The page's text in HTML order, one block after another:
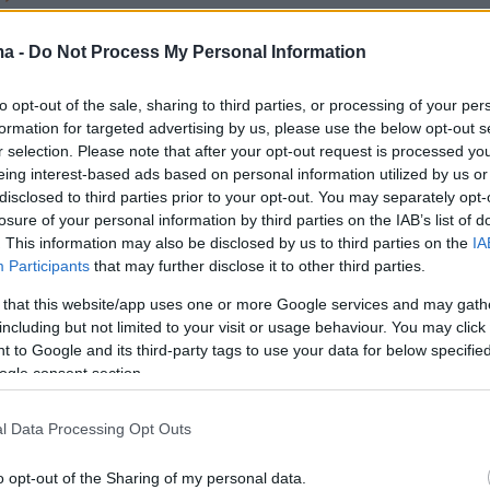
- Do Not Process My Personal Information
opt-out of the sale, sharing to third parties, or processing of your
for targeted advertising by us, please use the below opt-out
selection. Please note that after your opt-out request is processed
interest-based ads based on personal information utilized by us
to third parties prior to your opt-out. You may separately
of your personal information by third parties on the IAB’s list of
This information may also be disclosed by us to third parties on the
Participants that may further disclose it to other third parties.
that this website/app uses one or more Google services and may
but not limited to your visit or usage behaviour. You may
to Google and its third-party tags to use your data for below
consent section.
Data Processing Opt Outs
opt-out of the Sharing of my personal data.
στο ντοκιμαντέρ για τη
Κάιλι Μινόγκ, δείτε το τρέιλερ
τις θριαμβευτικές στιγμές της τραγουδίστριας όσο
στην πρώτη γραμμή της δημοσιότητας
ντοκιμαντέρ για τη ζωή της
τρία επεισόδια στα οποία θα εξετάζεται πώς η
τραγουδίστρια αναδιαμόρφωσε την ποπ και έγινε